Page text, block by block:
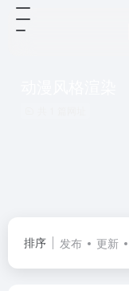
排序 发布 更新